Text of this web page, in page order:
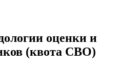
оценки и
(квота СВО)